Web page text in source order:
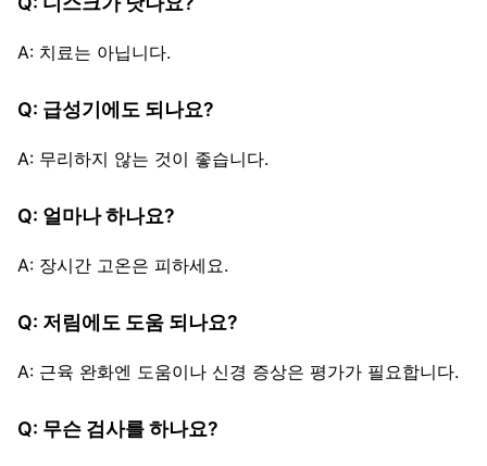
A: 치료는 아닙니다.
Q: 급성기에도 되나요?
A: 무리하지 않는 것이 좋습니다.
Q: 얼마나 하나요?
A: 장시간 고온은 피하세요.
Q: 저림에도 도움 되나요?
A: 근육 완화엔 도움이나 신경 증상은 평가가 필요합니다.
Q: 무슨 검사를 하나요?